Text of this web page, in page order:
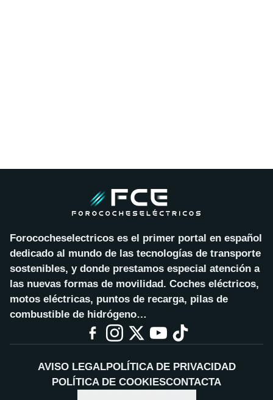
Forococheselectricos es el primer portal en español
dedicado al mundo de las tecnologías de transporte
sostenibles, y donde prestamos especial atención a
las nuevas formas de movilidad. Coches eléctricos,
motos eléctricas, puntos de recarga, pilas de
combustible de hidrógeno…
AVISO LEGALPOLÍTICA DE PRIVACIDAD
POLÍTICA DE COOKIESCONTACTA